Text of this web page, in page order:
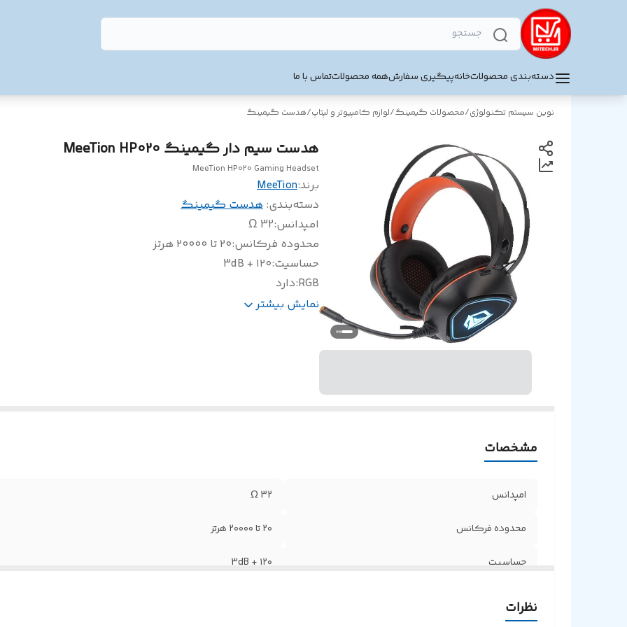
دسته‌بندی محصولاتخانهپیگیری سفارشهمه محصولاتتماس با ما
نوین سیستم تکنولوژی/محصولات گیمینگ/لوازم کامپیوتر و لپتاپ/هدست گیمینگ
هدست سیم دار گیمینگ MeeTion HP020
MeeTion HP020 Gaming Headset
برند:MeeTion
دسته‌بندی: هدست گیمینگ
امپدانس:
32 Ω
محدوده فرکانس:۲۰ تا ۲۰۰۰۰ هرتز
حساسیت:۱۲۰ + 3dB
RGB
:دارد
طول کابل:2 متر
نمایش بیشتر
مشخصات
امپدانس 32 Ω
محدوده فرکانس ۲۰ تا ۲۰۰۰۰ هرتز
حساسیت ۱۲۰ + 3dB
نظرات